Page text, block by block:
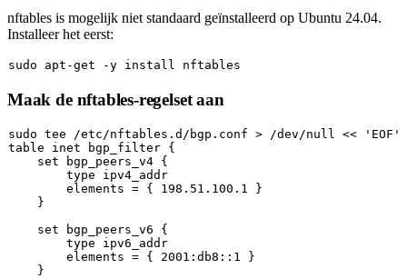
nftables is mogelijk niet standaard geïnstalleerd op Ubuntu 24.04.
Installeer het eerst:
sudo
Maak de nftables-regelset aan
sudo tee /etc/nftables.d/bgp.conf > /dev/null <<
'EOF'
table inet bgp_filter {
set bgp_peers_v4 {
type ipv4_addr
        elements = { 198.51.100.1 }
    }
set bgp_peers_v6 {
type ipv6_addr
        elements = { 2001:db8::1 }
    }